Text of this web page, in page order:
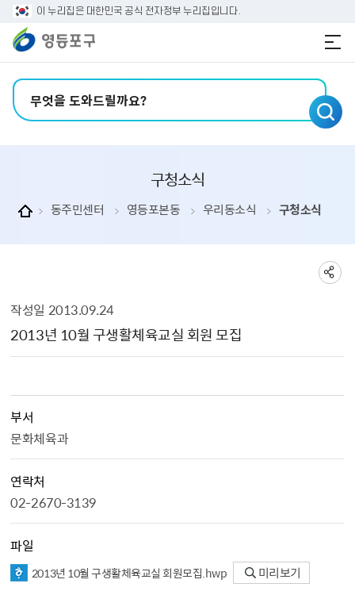
본문 바로가기
주메뉴 바로가기
이 누리집은 대한민국 공식 전자정부 누리집입니다.
구청소식
동주민센터 영등포본동 우리동소식 구청소식
작성일 2013.09.24
2013년 10월 구생활체육교실 회원 모집
부서
문화체육과
연락처
02-2670-3139
파일
2013년 10월 구생활체육교실 회원모집.hwp 미리보기